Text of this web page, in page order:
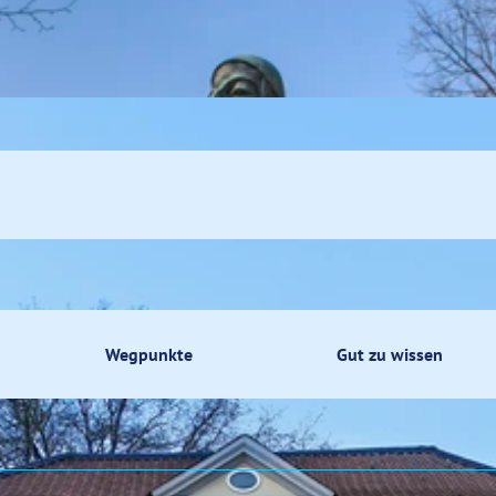
Wegpunkte Gut zu wissen